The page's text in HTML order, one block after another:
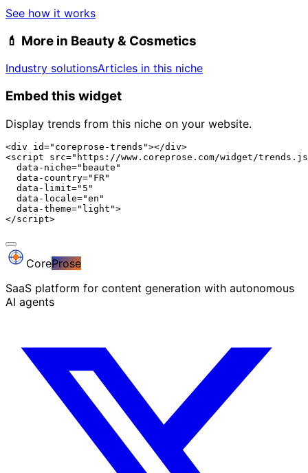
See how it works
💄 More in Beauty & Cosmetics
Industry solutionsArticles in this niche
Embed this widget
Display trends from this niche on your website.
<div id="coreprose-trends"></div>
<script src="https://www.coreprose.com/widget/
  data-niche="beaute"
  data-country="FR"
  data-limit="5"
  data-locale="en"
  data-theme="light">
</script>
CoreProse
SaaS platform for content generation with autonomous
AI agents